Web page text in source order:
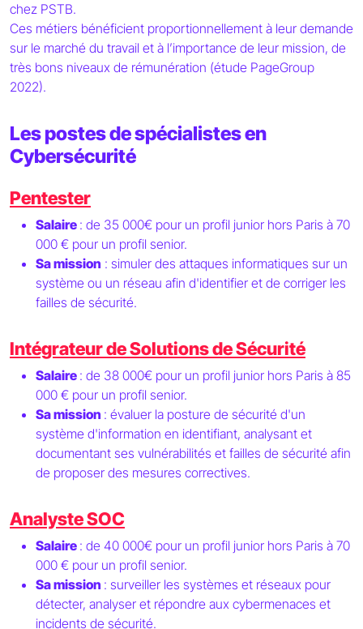
chez PSTB.
Ces métiers bénéficient proportionnellement à leur demande
sur le marché du travail et à l’importance de leur mission, de
très bons niveaux de rémunération (étude PageGroup
2022).
Les postes de spécialistes en
Cybersécurité
Pentester
Salaire : de 35 000€ pour un profil junior hors Paris à 70
000 € pour un profil senior.
Sa mission : simuler des attaques informatiques sur un
système ou un réseau afin d'identifier et de corriger les
failles de sécurité.
Intégrateur de Solutions de Sécurité
Salaire : de 38 000€ pour un profil junior hors Paris à 85
000 € pour un profil senior.
Sa mission : évaluer la posture de sécurité d'un
système d'information en identifiant, analysant et
documentant ses vulnérabilités et failles de sécurité afin
de proposer des mesures correctives.
Analyste SOC
Salaire : de 40 000€ pour un profil junior hors Paris à 70
000 € pour un profil senior.
Sa mission : surveiller les systèmes et réseaux pour
détecter, analyser et répondre aux cybermenaces et
incidents de sécurité.